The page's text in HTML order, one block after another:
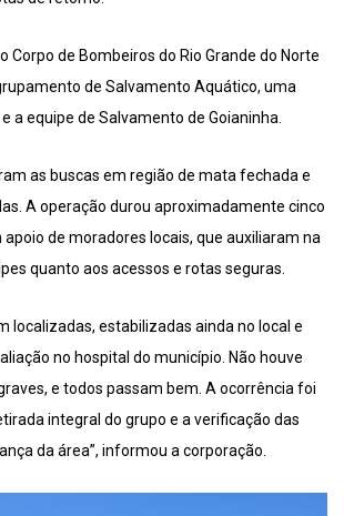
Corpo de Bombeiros do Rio Grande do Norte
de Salvamento Aquático, uma
a equipe de Salvamento de Goianinha.
as buscas em região de mata fechada e
A operação durou aproximadamente cinco
apoio de moradores locais, que auxiliaram na
quanto aos acessos e rotas seguras.
localizadas, estabilizadas ainda no local e
no hospital do município. Não houve
e todos passam bem. A ocorrência foi
integral do grupo e a verificação das
da área”, informou a corporação.